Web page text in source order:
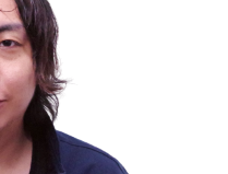
目40-12